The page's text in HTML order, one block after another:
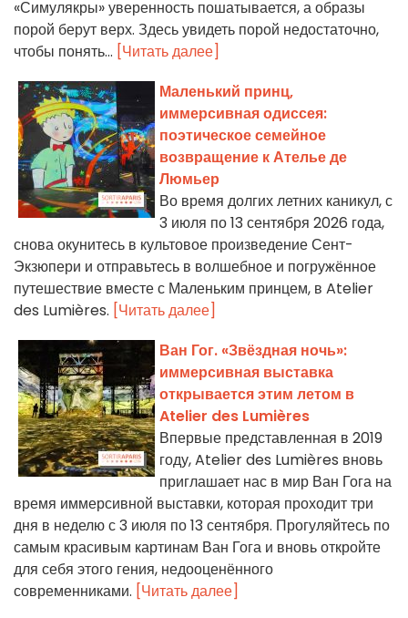
«Симулякры» уверенность пошатывается, а образы
порой берут верх. Здесь увидеть порой недостаточно,
чтобы понять... [Читать далее]
Маленький принц,
иммерсивная одиссея:
поэтическое семейное
возвращение к Ателье де
Люмьер
Во время долгих летних каникул, с
3 июля по 13 сентября 2026 года,
снова окунитесь в культовое произведение Сент-
Экзюпери и отправьтесь в волшебное и погружённое
путешествие вместе с Маленьким принцем, в Atelier
des Lumières. [Читать далее]
Ван Гог. «Звёздная ночь»:
иммерсивная выставка
открывается этим летом в
Atelier des Lumières
Впервые представленная в 2019
году, Atelier des Lumières вновь
приглашает нас в мир Ван Гога на
время иммерсивной выставки, которая проходит три
дня в неделю с 3 июля по 13 сентября. Прогуляйтесь по
самым красивым картинам Ван Гога и вновь откройте
для себя этого гения, недооценённого
современниками. [Читать далее]